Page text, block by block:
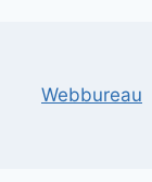
Webbureau